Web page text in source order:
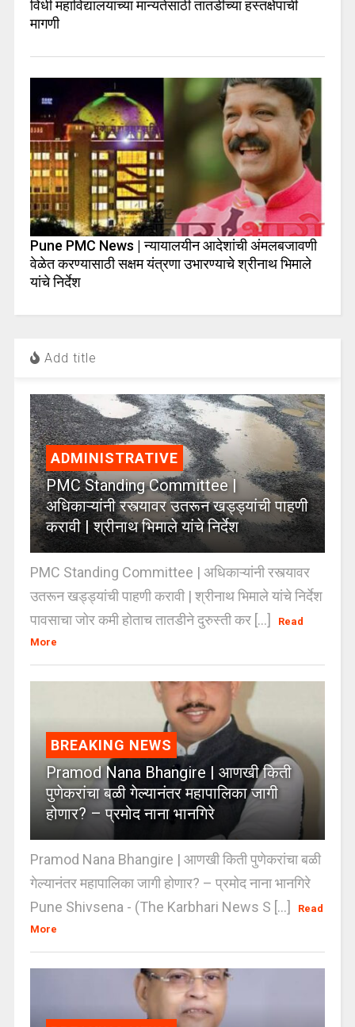
विधी महाविद्यालयांच्या मान्यतेसाठी तातडीच्या हस्तक्षेपाची
मागणी
Pune PMC News | न्यायालयीन आदेशांची अंमलबजावणी
वेळेत करण्यासाठी सक्षम यंत्रणा उभारण्याचे श्रीनाथ भिमाले
यांचे निर्देश
Add title
ADMINISTRATIVE
PMC Standing Committee |
अधिकाऱ्यांनी रस्त्यावर उतरून खड्ड्यांची पाहणी
करावी | श्रीनाथ भिमाले यांचे निर्देश
PMC Standing Committee | अधिकाऱ्यांनी रस्त्यावर
उतरून खड्ड्यांची पाहणी करावी | श्रीनाथ भिमाले यांचे निर्देश
पावसाचा जोर कमी होताच तातडीने दुरुस्ती कर [...]
Read
More
BREAKING NEWS
Pramod Nana Bhangire | आणखी किती
पुणेकरांचा बळी गेल्यानंतर महापालिका जागी
होणार? – प्रमोद नाना भानगिरे
Pramod Nana Bhangire | आणखी किती पुणेकरांचा बळी
गेल्यानंतर महापालिका जागी होणार? – प्रमोद नाना भानगिरे
Pune Shivsena - (The Karbhari News S [...]
Read
More